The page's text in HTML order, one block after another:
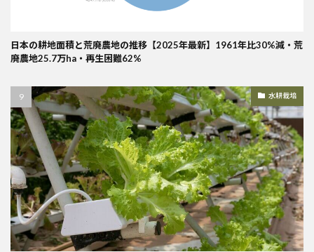
日本の耕地面積と荒廃農地の推移【2025年最新】1961年比30%減・荒
廃農地25.7万ha・再生困難62%
水耕栽培